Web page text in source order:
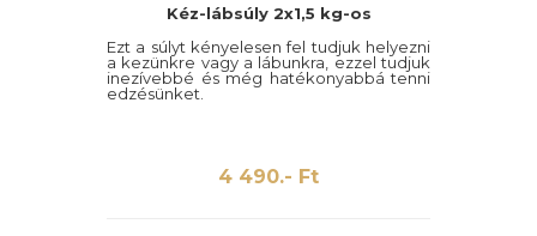
Kéz-lábsúly 2x1,5 kg-os
Ezt a súlyt kényelesen fel tudjuk helyezni
a kezünkre vagy a lábunkra, ezzel tudjuk
inezívebbé és még hatékonyabbá tenni
edzésünket.
4 490.- Ft